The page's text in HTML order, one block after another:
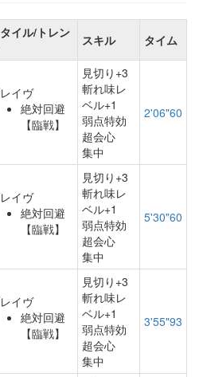
イル/トレン
スキル タイム
イヴ
絶対回避
【臨戦】
見切り+3
斬れ味レ
ベル+1
弱点特効
超会心
集中
2'06"60
イヴ
絶対回避
【臨戦】
見切り+3
斬れ味レ
ベル+1
弱点特効
超会心
集中
5'30"60
イヴ
絶対回避
【臨戦】
見切り+3
斬れ味レ
ベル+1
弱点特効
超会心
集中
3'55"93